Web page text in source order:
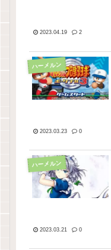
2023.04.19 2
ハーメルン
2023.03.23 0
ハーメルン
2023.03.21 0